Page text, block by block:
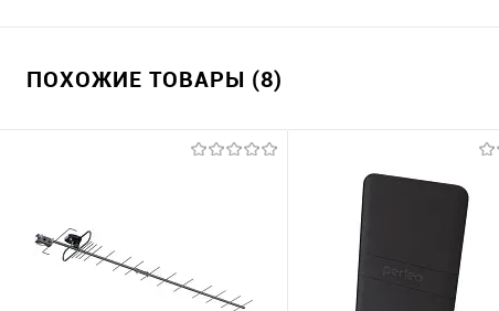
ПОХОЖИЕ ТОВАРЫ (8)